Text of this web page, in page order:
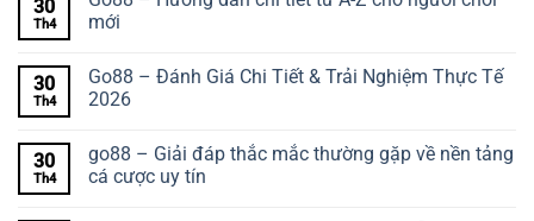
30
Th4
mới
30
Th4
Go88 – Đánh Giá Chi Tiết & Trải Nghiệm Thực Tế
2026
30
Th4
go88 – Giải đáp thắc mắc thường gặp về nền tảng
cá cược uy tín